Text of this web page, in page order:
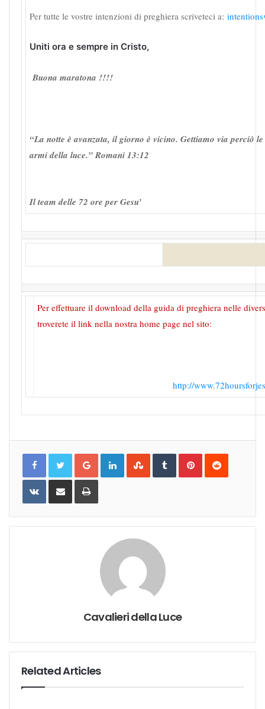
Per tutte le vostre intenzioni di preghiera scriveteci a:
Uniti ora e sempre in Cristo,
Buona maratona !!!!
“La notte è avanzata, il giorno è vicino. Gettiamo via perciò
armi della luce.” Romani 13:12
Il team delle 72 ore per Gesu’
Per effettuare il download della guida di preghiera nelle
troverete il link nella nostra home page nel sito:
http://
Google+LinkedInStumbleUpon
TumblrPinterestReddit
VKontakteShare
Email
Print
Cavalieri della Luce
Related Articles